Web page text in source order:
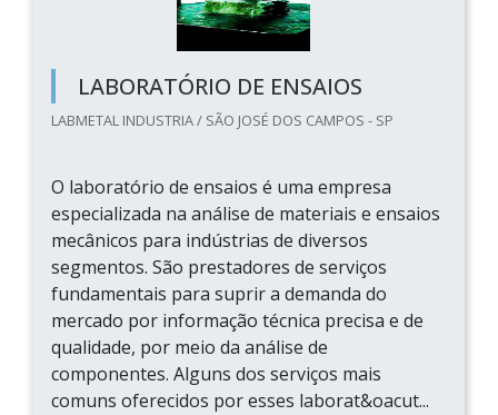
LABORATÓRIO DE ENSAIOS
LABMETAL INDUSTRIA / SÃO JOSÉ DOS CAMPOS - SP
O laboratório de ensaios é uma empresa
especializada na análise de materiais e ensaios
mecânicos para indústrias de diversos
segmentos. São prestadores de serviços
fundamentais para suprir a demanda do
mercado por informação técnica precisa e de
qualidade, por meio da análise de
componentes. Alguns dos serviços mais
comuns oferecidos por esses laborat&oacut...